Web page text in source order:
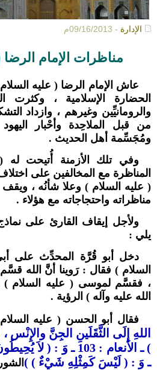
الإدارة - 09/16/2013م
مناظرات الإمام الرضا
عاش الإمام الرضا ( عليه
الحضارة الإسلامية ، وكثرت
والرومانيِّين وغيرهم ، وازداد
من قبل الملاحِدة وأحْبار
ومُجَسِّمة أهل الحديث .
وفي تلك الأزمنة أُتيحت
المناظرة مع المخالفين على
( عليه السلام ) وعلا شأنُه ،
مناظراته واحتجاجاته مع هؤلاء .
ولأجل إيقاف القارئ على
يلي :
دخل أبو قُرَّة المحدِّث على
السلام ) فقال : رَوينا أنَّ الله قسَّم
، فقسَّم لموسى ( عليه السلام )
الله عليه وآله ) الرؤية .
فقال أبو الحسن ( عليه
اللهِ إِلَى الثَّقَلَينِ الجِنَّ والإِنْس ،
)ـ الأنعام : 103 ـ وَ : ( لاَ
ـ وَ : ( لَيْسَ كَمِثْلِهِ شَيْءٌ ) )